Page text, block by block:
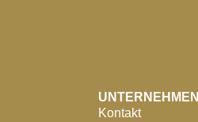
UNTERNEHMEN
Kontakt